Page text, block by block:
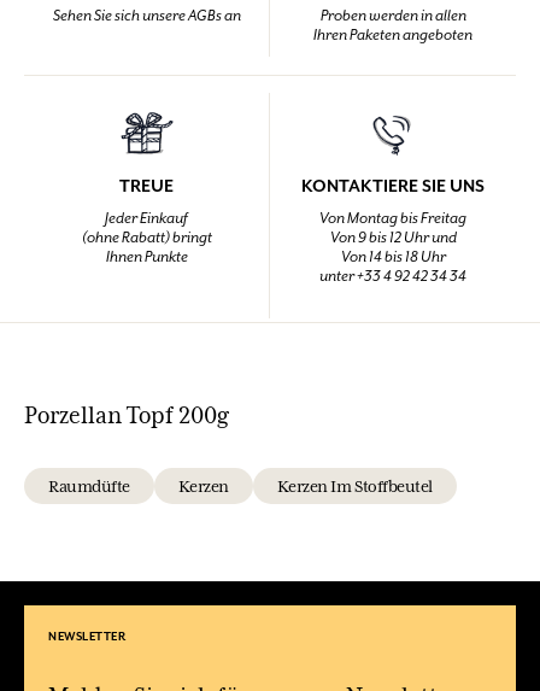
Sehen Sie sich unsere AGBs an
Proben werden in allen
Ihren Paketen angeboten
TREUE
Jeder Einkauf
(ohne Rabatt) bringt
Ihnen Punkte
KONTAKTIERE SIE UNS
Von Montag bis Freitag
Von 9 bis 12 Uhr und
Von 14 bis 18 Uhr
unter +33 4 92 42 34 34
Porzellan Topf 200g
Raumdüfte Kerzen Kerzen Im Stoffbeutel
NEWSLETTER